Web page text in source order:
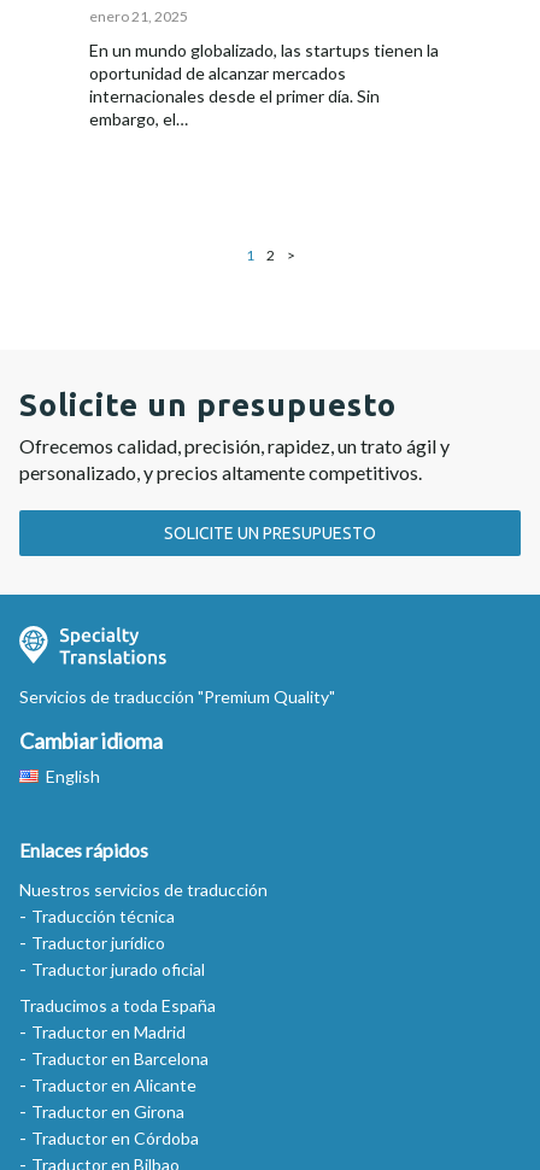
enero 21, 2025
En un mundo globalizado, las startups tienen la
oportunidad de alcanzar mercados
internacionales desde el primer día. Sin
embargo, el…
1 2 >
Solicite un presupuesto
Ofrecemos calidad, precisión, rapidez, un trato ágil y
personalizado, y precios altamente competitivos.
SOLICITE UN PRESUPUESTO
Servicios de traducción "Premium Quality"
Cambiar idioma
English
Enlaces rápidos
Nuestros servicios de traducción
Traducción técnica
Traductor jurídico
Traductor jurado oficial
Traducimos a toda España
Traductor en Madrid
Traductor en Barcelona
Traductor en Alicante
Traductor en Girona
Traductor en Córdoba
Traductor en Bilbao